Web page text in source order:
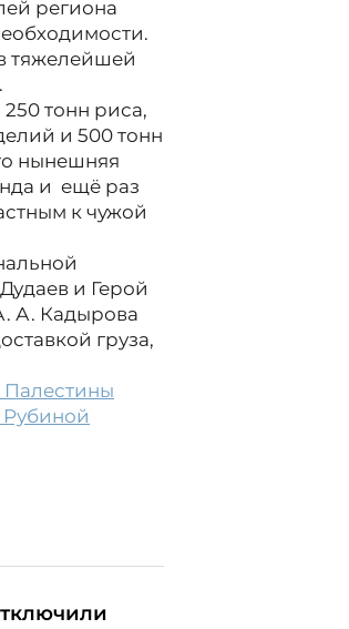
региона
тяжелейшей
тонн риса,
и 500 тонн
нынешняя
и ещё раз
к чужой
и Герой
А. Кадырова
груза,
Палестины
Рубиной